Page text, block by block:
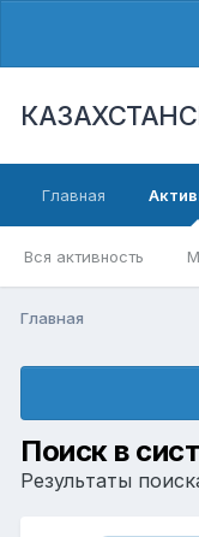
Главная
Вся активность
Главная
Поиск в
Результаты